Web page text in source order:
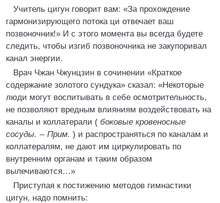
Учитель цигун говорит вам: «За прохождение
гармонизирующего потока ци отвечает ваш
позвоночник!» И с этого момента вы всегда будете
следить, чтобы изгиб позвоночника не закупоривал
канал энергии.
Врач Чжан Чжунцзин в сочинении «Краткое
содержание золотого сундука» сказал: «Некоторые
люди могут воспитывать в себе осмотрительность,
не позволяют вредным влияниям воздействовать на
каналы и коллатерали ( боковые кровеносные
сосуды. – Прим. ) и распространяться по каналам и
коллатералям, не дают им циркулировать по
внутренним органам и таким образом
вылечиваются…»
Приступая к постижению методов гимнастики
цигун, надо помнить: